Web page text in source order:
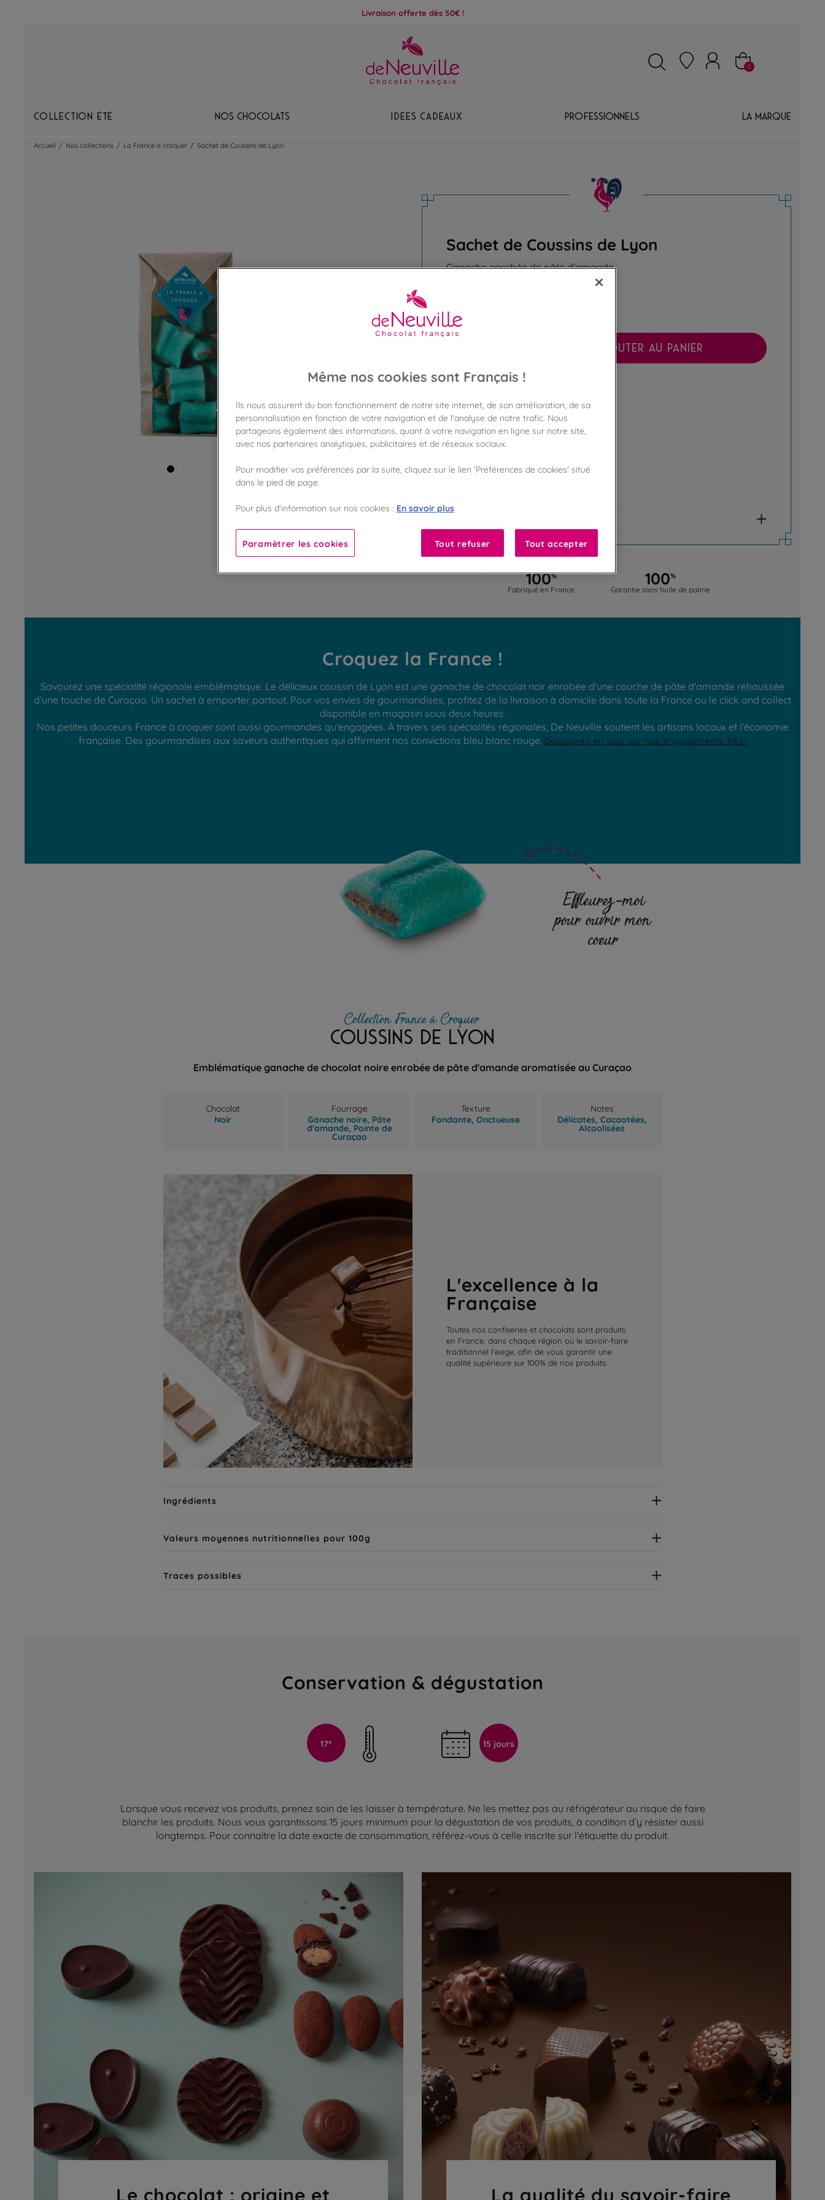
Livraison offerte dès 50€ !
0
Collection Été Nos chocolats Idées Cadeaux Professionnels La marque
Accueil / Nos collections / La France à croquer / Sachet de Coussins de Lyon
Sachet de Coussins de Lyon
Ganache enrobée de pâte d'amande
Poids 125g
AJOUTER AU PANIER
Frais de port offert
dès 50€ d'achat
Gagnez 12 points de fidélité !
100%
Fabriqué en France 100%
Garantie sans huile de palme
Croquez la France !
Savourez une spécialité régionale emblématique. Le délicieux coussin de Lyon est une ganache de chocolat noir enrobée d'une couche de pâte d'amande réhaussée
d'une touche de Curaçao. Un sachet à emporter partout. Pour vos envies de gourmandises, profitez de la livraison à domicile dans toute la France ou le click and collect
disponible en magasin sous deux heures.
Nos petites douceurs France à croquer sont aussi gourmandes qu'engagées. À travers ses spécialités régionales, De Neuville soutient les artisans locaux et l'économie
française. Des gourmandises aux saveurs authentiques qui affirment nos convictions bleu blanc rouge. Découvrez en plus sur nos engagements RSE.
Effleurez-moi
pour ouvrir mon
coeur
Collection France à Croquer
COUSSINS DE LYON
Emblématique ganache de chocolat noire enrobée de pâte d'amande aromatisée au Curaçao
Chocolat
Noir
Fourrage
Ganache noire, Pâte
d'amande, Pointe de
Curaçao
Texture
Fondante, Onctueuse
Notes
Délicates, Cacaotées,
Alcoolisées
L'excellence à la
Française
Toutes nos confiseries et chocolats sont produits
en France, dans chaque région où le savoir-faire
traditionnel l'exige, afin de vous garantir une
qualité supérieure sur 100% de nos produits.
Ingrédients
Valeurs moyennes nutritionnelles pour 100g
Traces possibles
Conservation & dégustation
17° 15 jours
Lorsque vous recevez vos produits, prenez soin de les laisser à température. Ne les mettez pas au réfrigérateur au risque de faire
blanchir les produits. Nous vous garantissons 15 jours minimum pour la dégustation de vos produits, à condition d’y résister aussi
longtemps. Pour connaitre la date exacte de consommation, référez-vous à celle inscrite sur l'étiquette du produit.
Le chocolat : origine et La qualité du savoir-faire
Même nos cookies sont Français !
Ils nous assurent du bon fonctionnement de notre site internet, de son amélioration, de sa
personnalisation en fonction de votre navigation et de l'analyse de notre trafic. Nous
partageons également des informations, quant à votre navigation en ligne sur notre site,
avec nos partenaires analytiques, publicitaires et de réseaux sociaux.
Pour modifier vos préférences par la suite, cliquez sur le lien 'Préférences de cookies' situé
dans le pied de page.
Pour plus d’information sur nos cookies : En savoir plus
Paramètrer les cookies Tout refuser Tout accepter